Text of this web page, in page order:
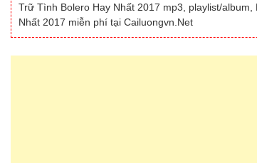
Trữ Tình Bolero Hay Nhất 2017 mp3, playlist/
Nhất 2017 miễn phí tại Cailuongvn.Net